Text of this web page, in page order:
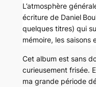
L’atmosphère
écriture de Daniel
quelques titres) qui
mémoire, les saisons
Cet album est sans
curieusement frisée.
ma grande période